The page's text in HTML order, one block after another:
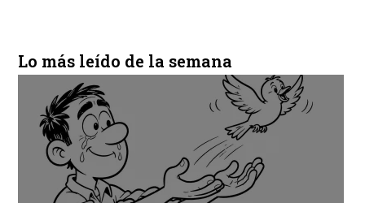
Lo más leído de la semana